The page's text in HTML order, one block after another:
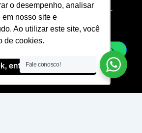
o desempenho, analisar
nosso site e
Ao utilizar este site, você
de cookies.
entendi!
Uso
r
m
k
d
l
l
e
vendas@laje-
sac@laje-
Whatsapp
Fale conosco!